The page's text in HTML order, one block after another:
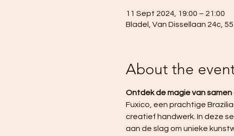
11 Sept 2024, 19:00 – 21:00
Bladel, Van Dissellaan 24c,
About the
Ontdek de magie van
Fuxico, een prachtige
creatief handwerk. In deze
aan de slag om unieke